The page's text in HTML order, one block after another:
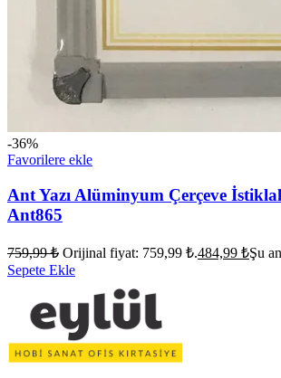
-36%
Favorilere ekle
Ant Yazı Alüminyum Çerçeve
Ant865
759,99₺ Orijinal fiyat: 759,99 ₺.484,99 ₺Şu
Sepete Ekle